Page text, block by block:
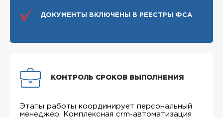
ДОКУМЕНТЫ ВКЛЮЧЕНЫ В РЕЕСТРЫ ФСА
КОНТРОЛЬ СРОКОВ ВЫПОЛНЕНИЯ
Этапы работы координирует персональный
менеджер. Комплексная crm-автоматизация